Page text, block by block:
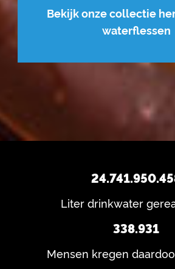
Bekijk onze collectie
waterflessen
Liter drinkwater
338.931
Mensen kregen